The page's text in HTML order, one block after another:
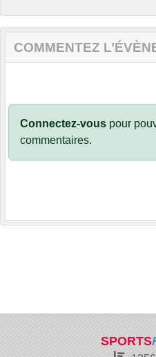
COMMENTEZ
Connectez-vous pour
commentaires.
SPORTS